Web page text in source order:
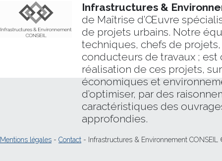
Infrastructures &
de Maîtrise d’Œuvre
de projets urbains. Notre
techniques, chefs de
conducteurs de travaux ;
réalisation de ces projets,
économiques et
d’optimiser, par des
caractéristiques des
approfondies.
Mentions légales - Contact - Infrastructures & Environnement